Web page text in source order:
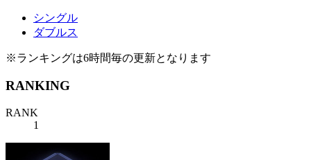
シングル
ダブルス
※ランキングは6時間毎の更新となります
RANKING
RANK
1